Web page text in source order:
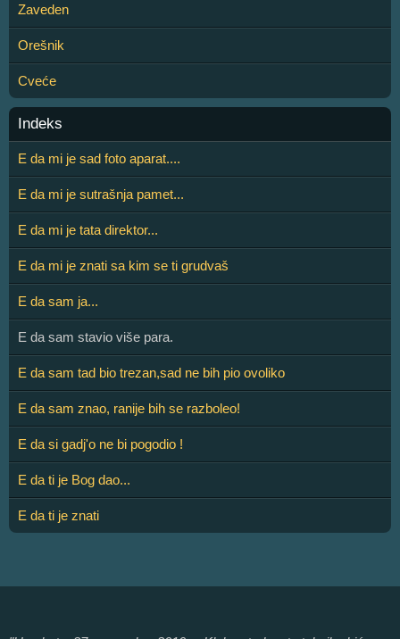
Zaveden
Orešnik
Cveće
Indeks
E da mi je sad foto aparat....
E da mi je sutrašnja pamet...
E da mi je tata direktor...
E da mi je znati sa kim se ti grudvaš
E da sam ja...
E da sam stavio više para.
E da sam tad bio trezan,sad ne bih pio ovoliko
E da sam znao, ranije bih se razboleo!
E da si gadj'o ne bi pogodio !
E da ti je Bog dao...
E da ti je znati